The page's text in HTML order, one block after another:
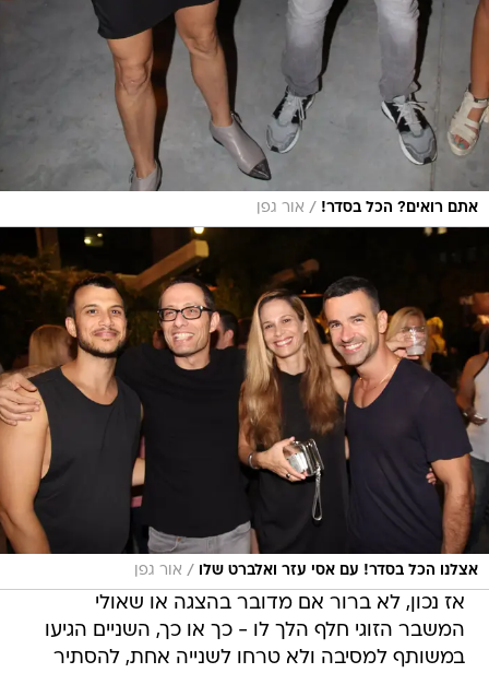
אתם רואים? הכל בסדר! / אור גפן
אצלנו הכל בסדר! עם אסי עזר ואלברט שלו / אור גפן
אז נכון, לא ברור אם מדובר בהצגה או שאולי
המשבר הזוגי חלף הלך לו - כך או כך, השניים הגיעו
במשותף למסיבה ולא טרחו לשנייה אחת, להסתיר